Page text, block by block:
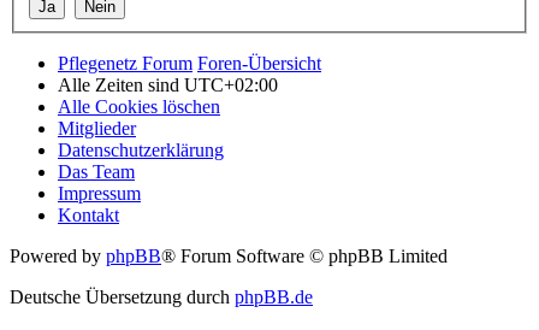
Pflegenetz Forum Foren-Übersicht
Alle Zeiten sind UTC+02:00
Alle Cookies löschen
Mitglieder
Datenschutzerklärung
Das Team
Impressum
Kontakt
Powered by phpBB® Forum Software © phpBB Limited
Deutsche Übersetzung durch phpBB.de